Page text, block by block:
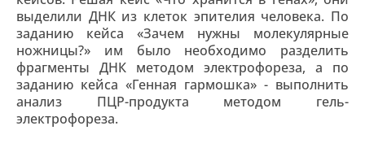
выделили ДНК из клеток эпителия человека. По
заданию кейса «Зачем нужны молекулярные
ножницы?» им было необходимо разделить
фрагменты ДНК методом электрофореза, а по
заданию кейса «Генная гармошка» - выполнить
анализ ПЦР-продукта методом гель-
электрофореза.